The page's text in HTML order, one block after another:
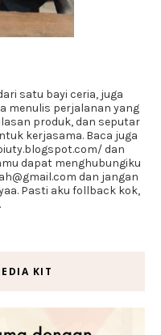
satu bayi ceria, juga
menulis perjalanan yang
produk, dan seputar
kerjasama. Baca juga
dan
dapat menghubungiku
dan jangan
Pasti aku follback kok,
KIT